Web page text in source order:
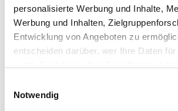
personalisierte Werbung und Inhalte,
Werbung und Inhalten,
Entwicklung von Angeboten zu
entscheiden darüber, wer Ihre Daten
Trigger Symbol ändern oder widerrufen
Notwendig